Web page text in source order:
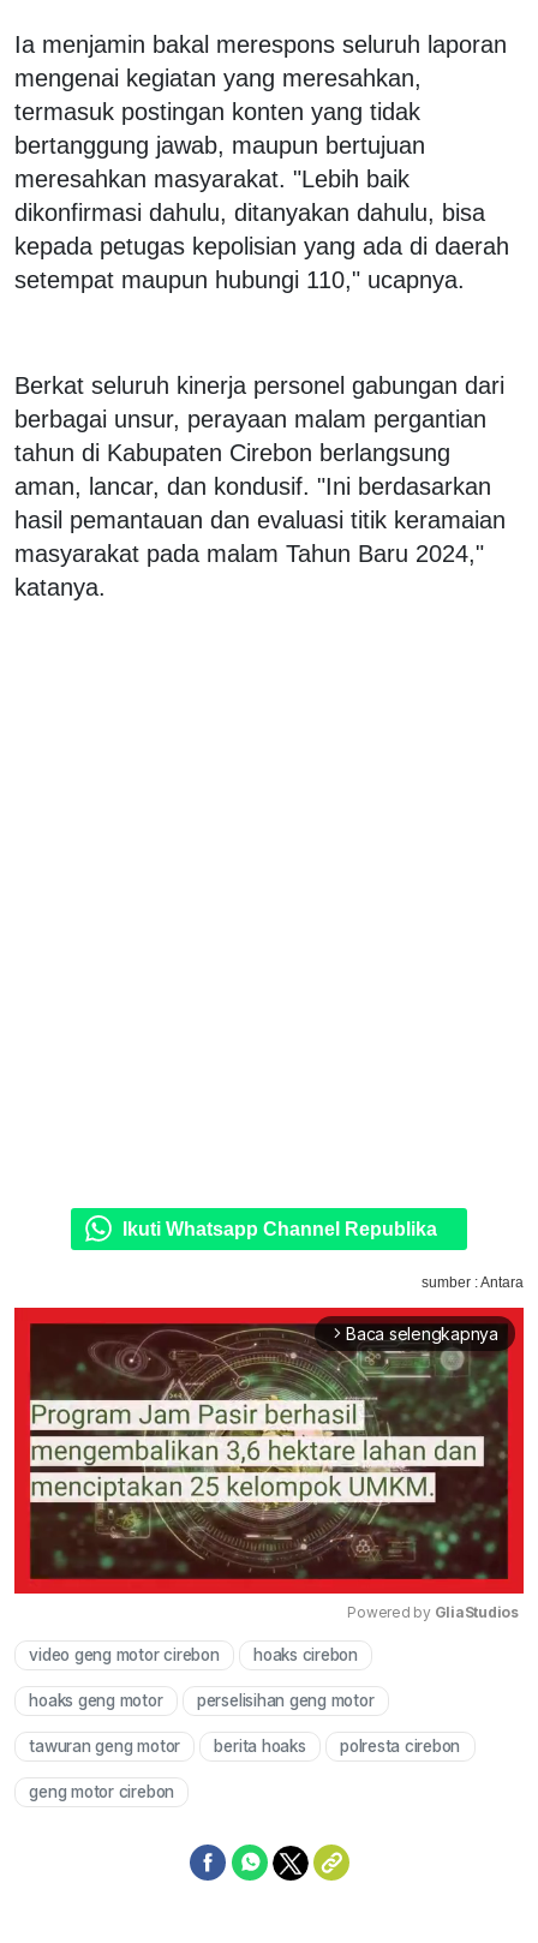
Ia menjamin bakal merespons seluruh laporan
mengenai kegiatan yang meresahkan,
termasuk postingan konten yang tidak
bertanggung jawab, maupun bertujuan
meresahkan masyarakat. "Lebih baik
dikonfirmasi dahulu, ditanyakan dahulu, bisa
kepada petugas kepolisian yang ada di daerah
setempat maupun hubungi 110," ucapnya.
Berkat seluruh kinerja personel gabungan dari
berbagai unsur, perayaan malam pergantian
tahun di Kabupaten Cirebon berlangsung
aman, lancar, dan kondusif. "Ini berdasarkan
hasil pemantauan dan evaluasi titik keramaian
masyarakat pada malam Tahun Baru 2024,"
katanya.
Ikuti Whatsapp Channel Republika
sumber : Antara
arrow_forward_ios Baca selengkapnya
Powered by GliaStudios
video geng motor cirebon hoaks cirebon
hoaks geng motor perselisihan geng motor
tawuran geng motor berita hoaks polresta cirebon
geng motor cirebon